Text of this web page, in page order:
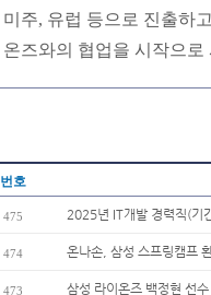
미주, 유럽 등으로 진출하
온즈와의 협업을 시작으
번호
475 2025년 IT개발 경력직(기
474 온나손, 삼성 스프링캠프
473 삼성 라이온즈 백정현 선